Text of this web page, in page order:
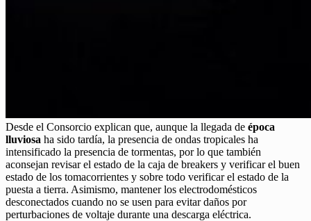
Desde el Consorcio explican que, aunque la llegada de época
lluviosa ha sido tardía, la presencia de ondas tropicales ha
intensificado la presencia de tormentas, por lo que también
aconsejan revisar el estado de la caja de breakers y verificar el buen
estado de los tomacorrientes y sobre todo verificar el estado de la
puesta a tierra. Asimismo, mantener los electrodomésticos
desconectados cuando no se usen para evitar daños por
perturbaciones de voltaje durante una descarga eléctrica.